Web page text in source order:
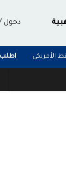
دخول
الأمريكي اطلب